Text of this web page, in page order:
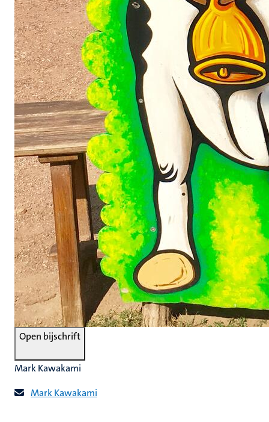
Open bijschrift
Mark Kawakami
Mark Kawakami